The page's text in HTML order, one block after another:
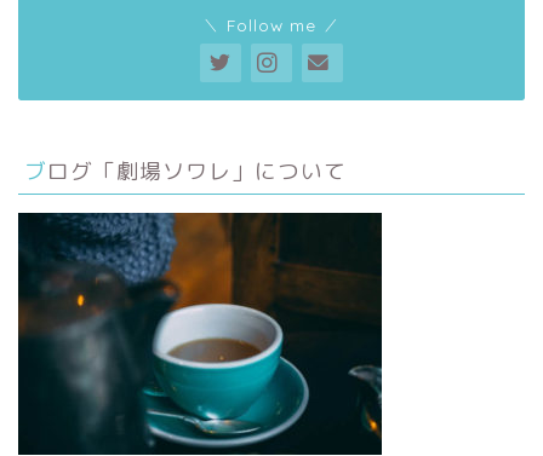
＼ Follow me ／
ブログ「劇場ソワレ」について